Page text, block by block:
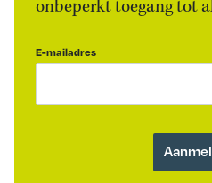
onbeperkt toegang tot
E-mailadres